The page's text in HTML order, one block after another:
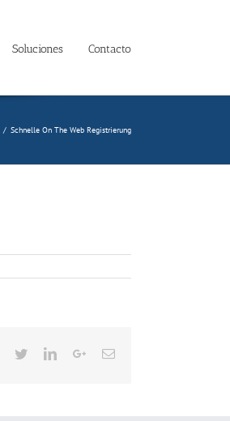
Soluciones Contacto
/ Schnelle On The Web Registrierung
Facebook
TwitterLinkedInGoogle+Email